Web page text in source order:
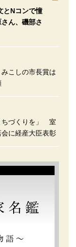
とNコンで憧
ん、磯部さ
こしの市長賞は
ちづくりを」 室
に経産大臣表彰